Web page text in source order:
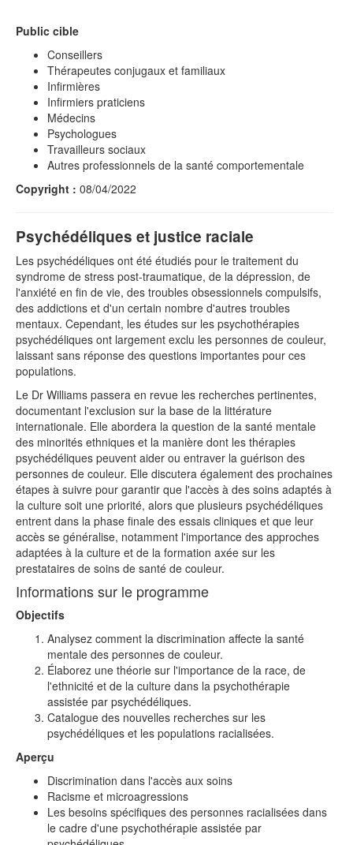
Public cible
Conseillers
Thérapeutes conjugaux et familiaux
Infirmières
Infirmiers praticiens
Médecins
Psychologues
Travailleurs sociaux
Autres professionnels de la santé comportementale
Copyright : 08/04/2022
Psychédéliques et justice raciale
Les psychédéliques ont été étudiés pour le traitement du
syndrome de stress post-traumatique, de la dépression, de
l'anxiété en fin de vie, des troubles obsessionnels compulsifs,
des addictions et d'un certain nombre d'autres troubles
mentaux. Cependant, les études sur les psychothérapies
psychédéliques ont largement exclu les personnes de couleur,
laissant sans réponse des questions importantes pour ces
populations.
Le Dr Williams passera en revue les recherches pertinentes,
documentant l'exclusion sur la base de la littérature
internationale. Elle abordera la question de la santé mentale
des minorités ethniques et la manière dont les thérapies
psychédéliques peuvent aider ou entraver la guérison des
personnes de couleur. Elle discutera également des prochaines
étapes à suivre pour garantir que l'accès à des soins adaptés à
la culture soit une priorité, alors que plusieurs psychédéliques
entrent dans la phase finale des essais cliniques et que leur
accès se généralise, notamment l'importance des approches
adaptées à la culture et de la formation axée sur les
prestataires de soins de santé de couleur.
Informations sur le programme
Objectifs
Analysez comment la discrimination affecte la santé
mentale des personnes de couleur.
Élaborez une théorie sur l'importance de la race, de
l'ethnicité et de la culture dans la psychothérapie
assistée par psychédéliques.
Catalogue des nouvelles recherches sur les
psychédéliques et les populations racialisées.
Aperçu
Discrimination dans l'accès aux soins
Racisme et microagressions
Les besoins spécifiques des personnes racialisées dans
le cadre d'une psychothérapie assistée par